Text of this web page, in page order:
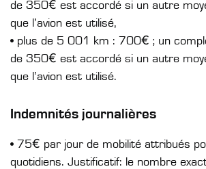
de 350€ est accordé si un autre
que l’avion est utilisé,
• plus de 5 001 km : 700€ ; un
de 350€ est accordé si un autre
que l’avion est utilisé.
Indemnités journalières
• 75€ par jour de mobilité attribués
quotidiens. Justificatif: le nombre